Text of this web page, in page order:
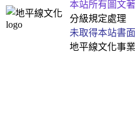
本站所有圖文
分級規定處理
未取得本站書
地平線文化事業